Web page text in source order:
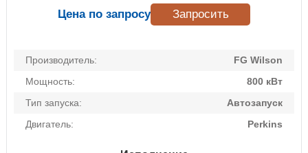
Производитель:
FG Wilson
Мощность:
800 кВт
Тип запуска:
Автозапуск
Двигатель:
Perkins
Цена по запросу Запросить